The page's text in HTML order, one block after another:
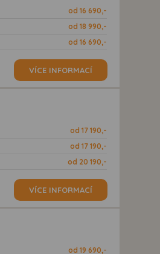
od 16 690,-
od 18 990,-
od 16 690,-
VÍCE INFORMACÍ
od 17 190,-
od 17 190,-
od 20 190,-
VÍCE INFORMACÍ
od 19 690,-